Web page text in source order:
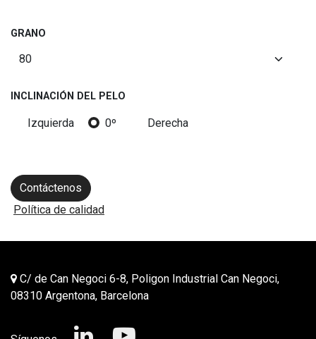
GRANO
INCLINACIÓN DEL PELO
Izquierda 0º Derecha
Contáctenos
Política de calidad
C/ de Can Negoci 6-8, Poligon Industrial Can Negoci,
08310 Argentona, Barcelona